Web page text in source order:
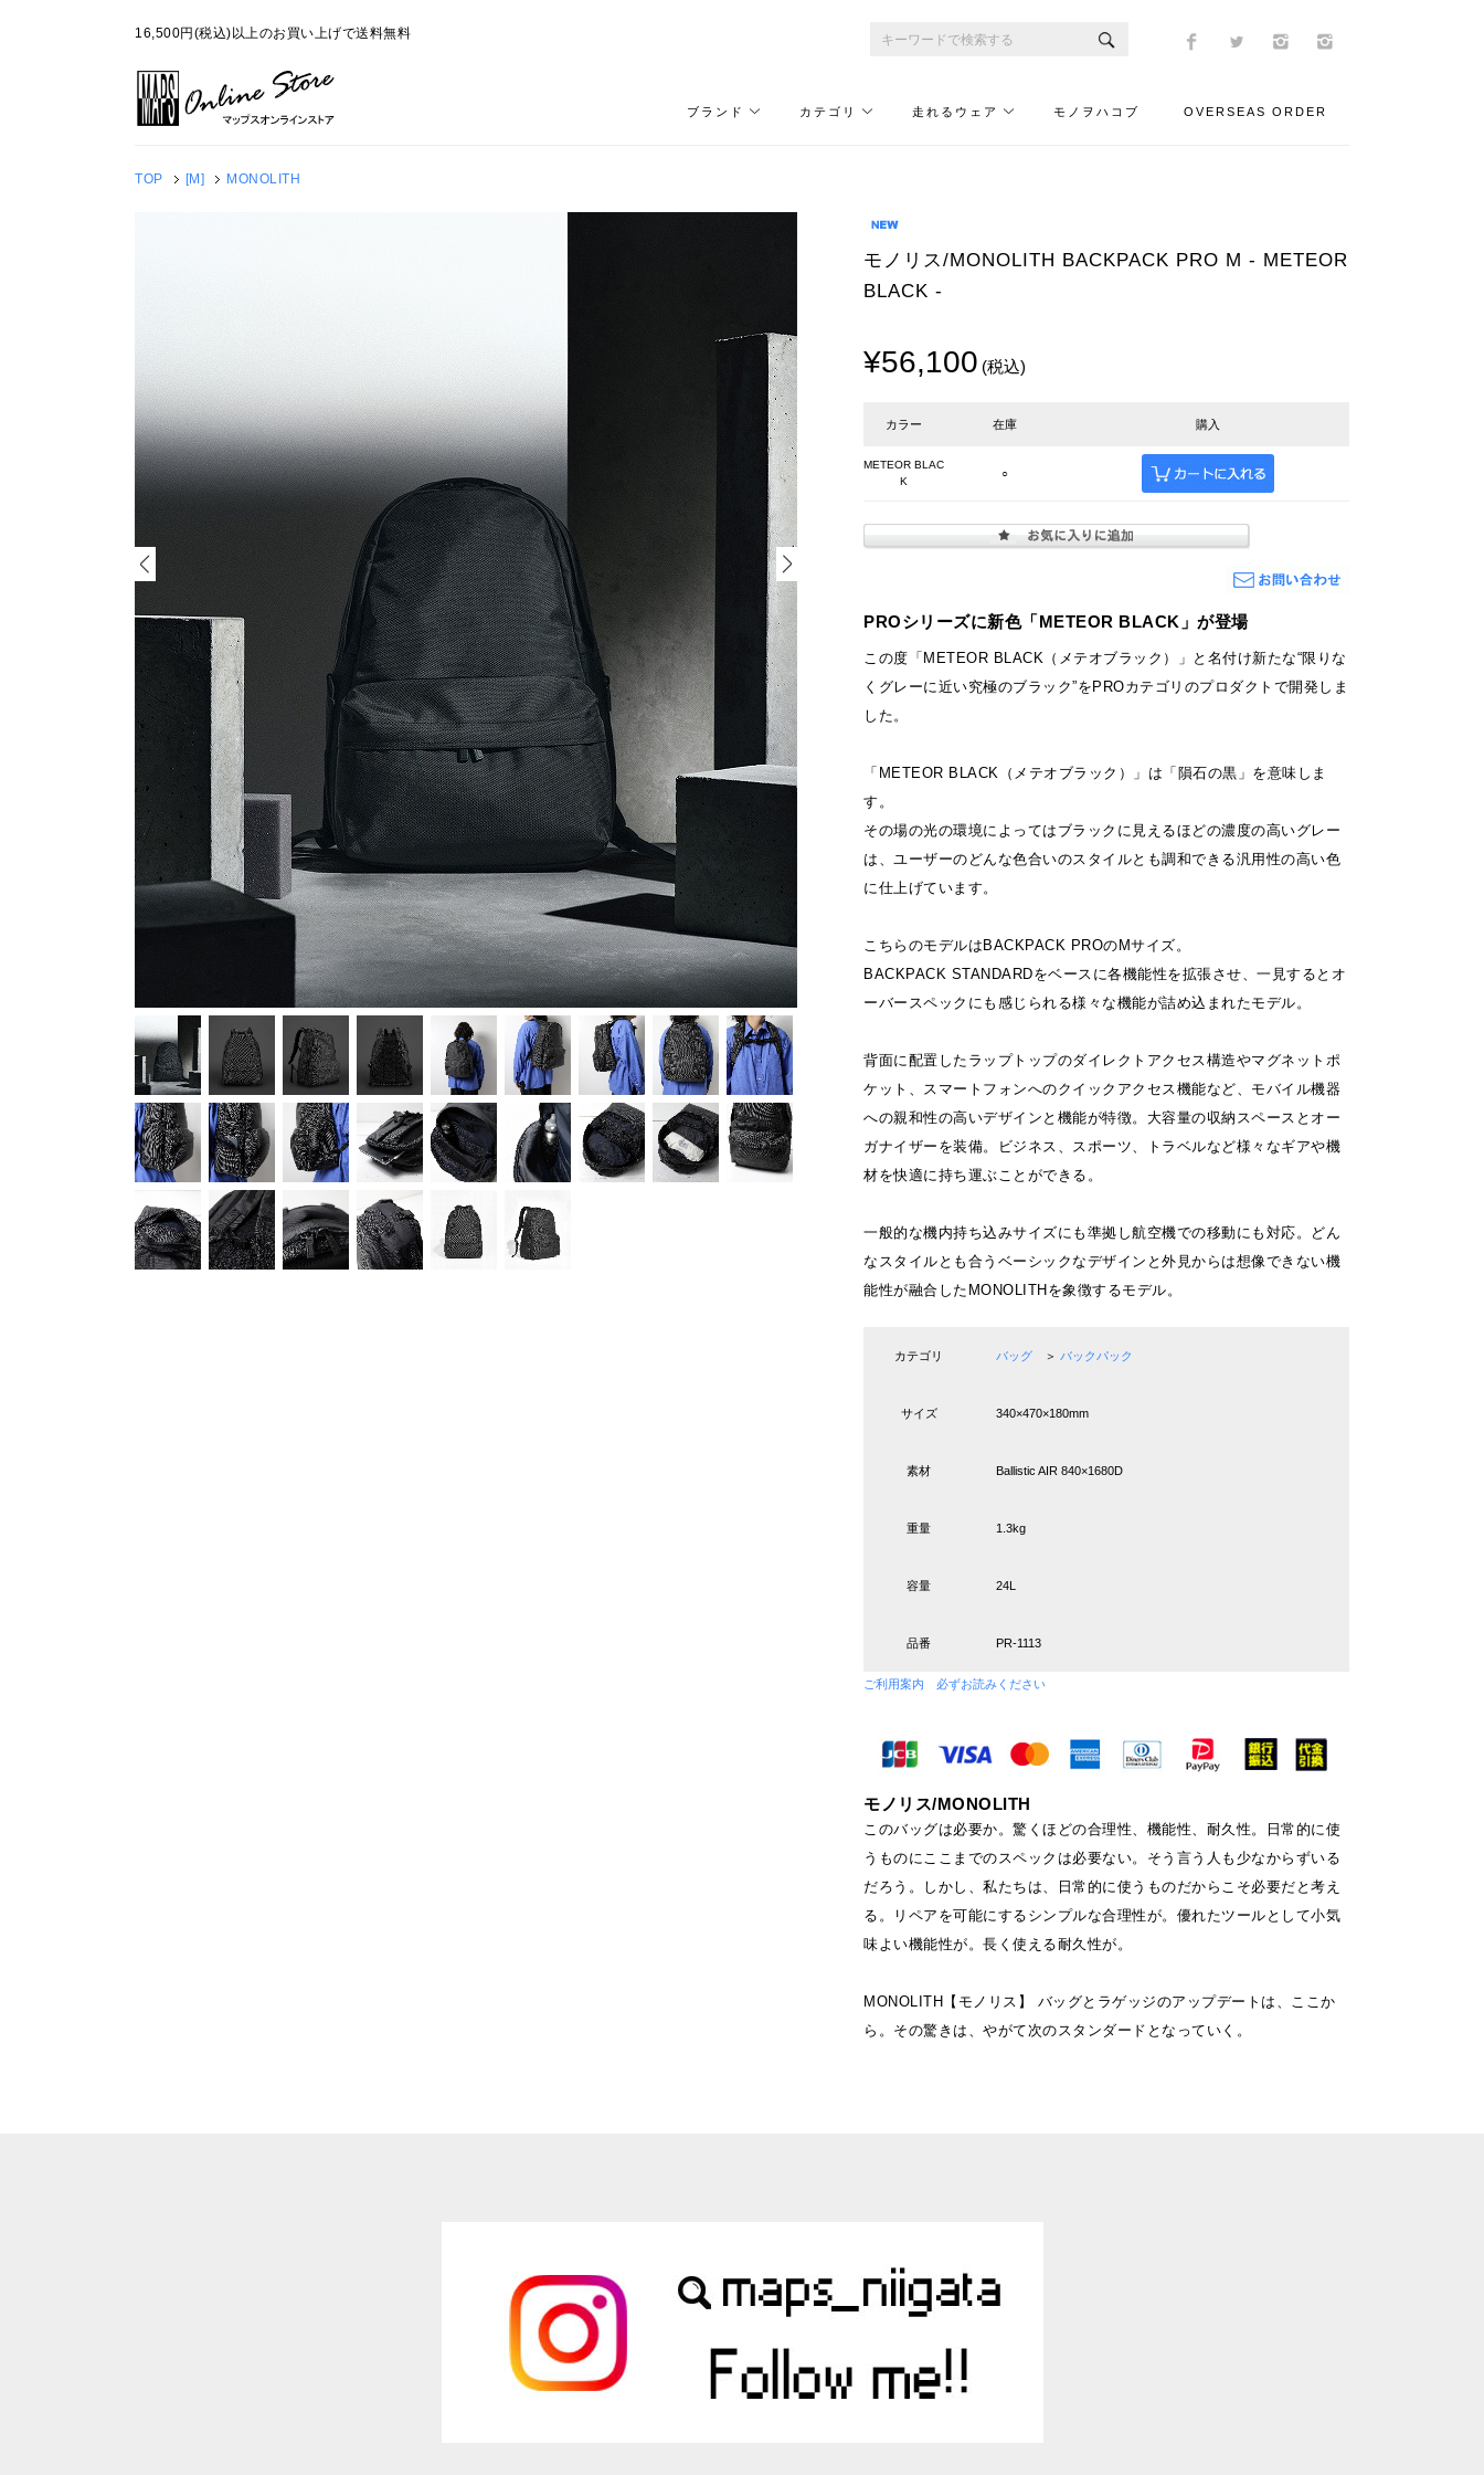
16,500円(税込)以上のお買い上げで送料無料
ブランド カテゴリ 走れるウェア モノヲハコブ OVERSEAS ORDER
TOP [M] MONOLITH
モノリス/MONOLITH BACKPACK PRO M - METEOR
BLACK -
¥56,100 (税込)
カラー 在庫 購入
METEOR BLAC
K
○
PROシリーズに新色「METEOR BLACK」が登場
この度「METEOR BLACK（メテオブラック）」と名付け新たな“限りな
くグレーに近い究極のブラック”をPROカテゴリのプロダクトで開発しま
した。
「METEOR BLACK（メテオブラック）」は「隕石の黒」を意味しま
す。
その場の光の環境によってはブラックに見えるほどの濃度の高いグレー
は、ユーザーのどんな色合いのスタイルとも調和できる汎用性の高い色
に仕上げています。
こちらのモデルはBACKPACK PROのMサイズ。
BACKPACK STANDARDをベースに各機能性を拡張させ、一見するとオ
ーバースペックにも感じられる様々な機能が詰め込まれたモデル。
背面に配置したラップトップのダイレクトアクセス構造やマグネットポ
ケット、スマートフォンへのクイックアクセス機能など、モバイル機器
への親和性の高いデザインと機能が特徴。大容量の収納スペースとオー
ガナイザーを装備。ビジネス、スポーツ、トラベルなど様々なギアや機
材を快適に持ち運ぶことができる。
一般的な機内持ち込みサイズにも準拠し航空機での移動にも対応。どん
なスタイルとも合うベーシックなデザインと外見からは想像できない機
能性が融合したMONOLITHを象徴するモデル。
カテゴリ バッグ ＞ バックパック
サイズ 340×470×180mm
素材 Ballistic AIR 840×1680D
重量 1.3kg
容量 24L
品番 PR-1113
ご利用案内 必ずお読みください
モノリス/MONOLITH
このバッグは必要か。驚くほどの合理性、機能性、耐久性。日常的に使
うものにここまでのスペックは必要ない。そう言う人も少なからずいる
だろう。しかし、私たちは、日常的に使うものだからこそ必要だと考え
る。リペアを可能にするシンプルな合理性が。優れたツールとして小気
味よい機能性が。長く使える耐久性が。
MONOLITH【モノリス】 バッグとラゲッジのアップデートは、ここか
ら。その驚きは、やがて次のスタンダードとなっていく。